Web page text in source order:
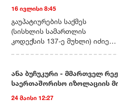
გამაუპატიურეს"
16 ივლისი 8:45
გაუპატიურების საქმეს (სისხლის სამართლის კოდექსის 137-ე მუხლი) იძიებს შინაგან საქმეთა სამინისტროს სამეგრელო-ზემო სვანეთის პოლიციის დეპარტამენტი.ორი, ერთმანეთისგან დამოუკიდებელი წყარო გვეუბნება, რომ პოლიციამ უკვე დაკითხა ის ადამიანები, რომლებმაც, შესაძლოა, ამ ისტორიის შესახებ რამე იცოდნენ.რადიო თავისუფლების ინფორმაციითვე, გამოძიება დაახლოებით ერთი თვის წინ, სოციალურ ქსელში გავრცელებული ვიდეომიმართვების საფუძველზეა დაწყებული.სწორედ ერთი თვის წინ დაუკავშირდა გამომძიებელი 43 წლის ნატა ვიბლიანს, ქალს, რომელიც ამბობს, რომ 90-იან წლებში, რამდენიმე წლის განმავლობაში, მას სისტემატურად აუპატიურებდა თანასოფლელი, სრულწლოვანი კაცი. ამ კაცის გარდა, ნატა ვიბლიანი გაუპატიურებაში ბრალს კიდევ სამ თანასოფლელს სდებს.ვიდეომიმართვებით დაწყებული საქმენატა ვიბლიანის ვიდეომიმართვები სოციალურ ქსელში დაახლოებით სამი თვის წინ გამოჩნდა. ემიგრანტი ქალი ჰყვებოდა, რომ 1990-იან წლებში, სვანეთში, სოფელ სგურიშში, სადაც ის ოჯახთან ერთად ცხოვრობდა, სისტემატური სექსუალური ძალადობის მსხვერპლი იყო. ქალი ღიად ასახელებს იმ კაცების ვინაობას, რომლებმაც მისი თქმით, მასზე ბავშვობისას იძალადეს.ამ ჩანაწერებს არაერთგვაროვანი გამოხმაურება მოჰყვა - სოციალური ქსელების მომხმარებლების ნაწილი გამოძიების დაწყებას, ქალის უფლებების დაცვას, სამართლიანობის აღდგენას მოითხოვს. ისინი ნატა ვიბლიანის მხარდამჭერ, სოლიდარობის გამომხატველ ვიდეომიმართვებსაც ავრცელებენ.ნაწილს კი მიაჩნია, რომ ქალი ყოფილი თანასოფლელების რეპუტაციის შელახვას ცდილობს და ვიდეოების კომენტარებში მას შეურაცხმყოფელი სიტყვებით მიმართავს.„მაუპატიურებდა ბოსელში, სახლში, მინდორში“ - ნატა ვიბლიანის ნაამბობინატა ვიბლიანს რადიო თავისუფლება პირველად რამდენიმე დღის წინ, საზღვარგარეთ დაუკავშირდა. ის წლებია, ემიგრაციაში ცხოვრობს. ჰყავს შვილი და სამი თვის შვილიშვილი.გვეუბნება, რომ ამ 35 წლის განმავლობაში, არ ყოფილა დღე, როდესაც მის თავს გადამხდარ ამბავზე არ უფიქრია: „როცა ძალა მოვიკრიბე, როცა რაღაც ცოდნაც დავაგროვე, გავბედე და ვთქვი, იმ ხალხის დასასჯელად კი არა, სამართლიანობის აღსადგენად“, - ამბობს ნატა ვიბლიანი.ქალს უჭირს დააზუსტოს კონკრეტული წლები, როცა მისი თქმით, თანასოფლელი კაცი - ნათლიის ძმა, მასზე სექსუალურად ძალადობდა:„4 კლასის განათლება მაქვს. ნათლად მახსოვს ფაქტები, მაგრამ წლების დასახელება მიჭირს. მამაჩემის გარდაცვალებიდან ერთი წლის შემდეგ დაიწყო ეს ჯოჯოხეთი. მამას წლისთავის მერე, რამდენიმე დღეში. მამა 7 წლის ასაკში ჩამაკვდა ხელებში და ოთხი და-ძმა დავრჩით, დედაჩემის ამარა“.ნატა ვიბლიანი ამბობს, რომ კაცმა ის პირველად საქონლის სადგომში გააუპატიურა:„ძროხას ვწველიდი, იქ შემოვიდა. თავზე გადამისვა ხელი, ნუ გეშინიაო... ტკივილისგან გავითიშე, რამდენი ხანი ვეგდე იმ ბოსელში, იმ მდგომარეობაში, არ მახსოვს. გონზე რომ მოვედი, ეს ადამიანი იქ აღარ იყო. დამტოვა და გაიქცა“...ნატა ვიბლიანი ჰყვება, რომ იმ დღის შემდეგ, მასზე ძალადობა სისტემატური გახდა, მათ შორის, იარაღის მუქარით:„დაუმორჩილებელი ბავშვი ვიყავი, სანამ იარაღს არ აიღებდა და პირში არ ჩამჩრიდა პისტოლეტის ლულას, მანამდე ვერ მიმორჩილებდა და ასეთ მდგომარეობაში მაუპატიურებდა. ჩემს უმცროს ძმებს უშვერდა იარაღს და ამბობდა, რომ ხმას თუ ამოვიღებდი, იმათ დახოცავდა“.ქალი არამხოლოდ გაუპატიურებაზე არამედ ძალადობისა და დაშინების სხვა ეპიზოდებსაც ჰყვება:„ცხენზე გამომაბა და სადაც ზაფხულობით, საბალახოდ გადაგვყავდა საქონელი, იქამდე მათრია ცხენზე მიბმული, რომ ვინმესთვის არ მეთქვა სიმართლე“.ნატა ვიბლიანის მონათხრობით, ის 14 წლის იქნებოდა, როდესაც დაორსულდა და ბავშვი ნაადრევად გააჩინა:„ვიცი, რომ ცოცხალი დაიბადა, დავინახე და ხმაც გავიგე, ჩემი ინფორმაციით, ექიმი, რომელმაც მამშობიარა, ცოცხალი აღარაა. მახსოვს დიალოგი, ექიმმა როგორ იკითხა ბავშვზე, რა ვუყოთო და ის [კაცი, რომელიც ნატა ვიბლიანის თქმით, მასზე სექსუალურად ძალადობდა] პასუხობდა, მოკალითო. ბავშვს რა ბედი ეწია, არ ვიცი“.43 წლის ქალი ამბობს, რომ სოფელ სგურიშში, როგორც მისმა ოჯახის წევრებმა და ნათესავებმა, ისე სხვა თანასოფლელებმა იცოდნენ, რომ მასზე სექსუალურად ძალადობდნენ, თუმცა ამბობს, რომ თანასოფლელები, მათ შორის, საკუთარი გვარიც წარმომადგენლებიც მას ადანაშაულებდნენ: "[ვიბლიანებთან] ნათლობის სუფრაზე მივედი, გამოვიდნენ, თუკი რამე სალანძღავი სიტყვა იყო, ყველაფერი მეძახეს. ეზოში ბავშვები იყვნენ და ბავშვებმა ქვების სროლით გამომაცილეს".ნატა ვიბლიანის თქმით, 1990-იანი წლების შუაში, ზუგდიდის სამხარეო პოლიციას მიმართა მისმა ბაბუამ, დედის მამამ, თუმცა, საქმის გამოძიება მალევე შეწყდა:„ექსპერტიზაც ჩამიტარეს მაშინ. მაგრამ ამ ადამიანს ნაცნობები ჰყავდა პოლიციაში და ძალიან ბევრი რამ მიიჩქმალა. დაახლოებით ერთ კვირაში, ისევ ჩემმა ოჯახმა, საჩივარი უკან გამოიტანა და ასე დასრულდა ეს საქმე“."რადიო თავისუფლებამ" შინაგან საქმეთა სამინისტროსგან გამოითხოვა 1990-იან წლებში დაწყებული გამოძიების შესახებ ინფორმაცია. უწყებისგან პასუხი ჯერ არ მიგვიღია.გარდა იმ კაცისა, რომელიც ნატა ვიბლიანის თქმით, მასზე სისტემატურად ძალადობდა, ქალი ამბობს, რომ ის იმავე პერიოდში გააუპატიურა კიდევ სამმა კაცმა:„სამივენი ამ კაცის ნათესავები არიან. მათ სწორედ მისი ჩარევით გამაუპატიურეს, მისი სიბინძურის დასაფარად, რომ ხმა ვერ ამომეღო ვერასდროს, როგორც ქალს, რომ ვერასდროს მეთქვა, რომ მე ამდენმა კაცმა გამაუპატიურა“.ნატა ვიბლიანი ამბობს, რომ ის და მისი ოჯახი, მოგვარეების ნაწილის ზეწოლის გამო იძულებული გახდა სოფლიდან 1990-იანი წლების ბოლოს გადასახლებულიყო:„ნოდარიშარები შეგროვდნენ და გადაწყვიტეს, რომ ჩვენი იქ ცხოვრება აღარ შეიძლებოდა, მოგვცეს 22 ათასი ლარი [სოფელში არსებული სახლის სანაცვლო თანხა] და დედასთან და და-ძმებთან ერთად წავედით ზუგდიდში. სოფელში ძალიან კარგი სახლი დავტოვეთ და ზუგდიდში აღმოვჩნდით გაუსაძლის პირობებში. მაშინ ჯერ კიდევ არასრულწლოვანი ვიყავი, მქონდა თვითმკვლელობის მცდელობაც, მაგრამ გადავრჩი.როგორც კი გამოვკეთდი და ძალა მოვიკრიბე, წავედი სახლიდან ქუთაისში და იმის შემდეგ ჩემი ოჯახის წევრებს აღარ გავკარებივარ, აღარც დედმამიშვილებს, არც დედას და არავის. როცა მჭირდებოდა, მაშინ არავინ დამიდგა გვერდში, არც დედაჩემი.ჩემი შვილი ისე გახდა 7 წლის, რომ ნათესავებთან კავშირი არ მქონია. მართალია, შემდეგ აღვადგინე ურთიერთობა, მაგრამ ისე მექცეოდნენ, თითქოს მე ვიყავი დამნაშავე და ამიტომ აღარ მინდა არავისთან ურთიერთობა“.„პირველ რიგში, მოვითხოვთ გამოკითხვას“ - საქმეში ადვოკატი ჩაერთონატა ვიბლიანის ინტერესებს იურისტი მარიამ ბარსონიძე დაიცავს. 15 ივლისს მან უკვე მიმართა შინაგან საქმეთა სამინისტროს, საქმეს კი დაერთო მისი, როგორც ადვოკატის, ორდერი.მარიამ ბარსონიძე რადიო თავისუფლებასთან საუბრისას ამბობს, რომ პირველ რიგში, ის საგამოძიებო უწყებისგან მოითხოვს ნატა ვიბლიანის გამოკითხვას. ის უკვე ესაუბრა საქმის გამომძიებელს„დეტალურად უნდა მოხდეს იმ საზარელი ფაქტების აღწერა, რის შესახებაც ნატა ვიბლიანი ჰყვება. ამის შემდეგ მას აუცილებლად უნდა მიანიჭონ დაზარალებულის სტატუსი და მას, როგორც დაზარალებულს და მე, როგორც დაზარალებულის ადვოკატს, გვექნება სრული უფლება, რომ საქმის მასალებს გავეცნოთ სრულყოფილად“.ადვოკატი უკვე ესაუბრა გამომძიებელს:„ჯერჯერობით, არ მაქვს ინფორმაცია, როდის იგეგმება მისი გამოკითხვა, თუმცა, ეს ცოცხალი პროცესია და ხაზზე ვარ გამომძიებელთან“, - ამბობს მარიამ ბერსონიძე.რა შანსია, რომ 35 წლის შემდეგ გამოძიება სავარაუდო დანაშაულის კვალზე გავიდეს?შესაძლებელია თუ არა, რომ სამი ათწლეულის შემდეგ, პასუხი მოეთხოვოს ადამიანს დანაშაულისთვის, რომლის მსხვერპლიც, სავარაუდოდ, 14 წელს მიუღწეველი ბავშვი იყო?დღეს საქართველოს სისხლის სამართლის კანონმდებლობა არასრულწლოვანის მიმართ ჩადენილი რიგი სექსუალური დანაშაულებისთვის ხანდაზმულობის ვადას აღარ ითვალისწინებს.1990-იან წლებში, სავარაუდოდ ჩადენილი დანაშაულის შემთხვევაში, მნიშვნელოვანია, დადგინდეს დანაშაულის [დანაშაულის ბოლო ეპიზოდის] ჩადენის ზუსტი დრო, მისი სამართლებრივი კვალიფიკაცია, იმ პერიოდში მოქმედი კანონი და ისიც, თუ რა გავლენა შეიძლება ჰქონდეს მოგვიანებით მიღებულ საკანონმდებლო ცვლილებებს.„2020 წლიდან შეიცვალა კანონი და არასრულწლოვანის მიმართ ჩადენილ სქესობრივ დანაშაულებს ხანდაზმულობის ვადა აღარ ეხებათ. თუკი 2020 წლისთვის არ იყო გასული კონკრეტული ხანდაზმულობის ვადა, თავდაპირველად 25 წელი და შემდგომ, 2018-ში შეცვლილი კანონით - 30 წელი, ეს ნიშნავს რომ ნატა ვიბლიანის საქმეს ხანდაზმულობის ვადა აღარ ეხება“, - ეუბნება რადიო თავისუფლებას მარი ვარამაშვილი, ორგანიზაცია „საფარის“ იურისტი. ის სწორედ იმ გოგოებისა და ქალების ინტერესებს იცავს, რომლებიც წლების წინ გახდნენ სქესობრივი დანაშაულის მსხვერპლები და მხოლოდ ახლაღა გადაწყვიტეს ამაზე ხმამაღლა საუბარი:„ეს არ არის ახალი ამბავი, როდესაც ქალები წარსულში, წლების წინ მომხდარი დანაშაულების შესახებ იწყებენ საუბარს. ასეთ დროს ძალიან მნიშვნელოვანია, პროცესში თავად დაზარალებულის ჩართულობა.ამ ეტაპზე, რასაც ვხედავთ, გამოძიება ძალიან შაბლონურადაა დაწყებული. პირველ რიგში, გამოძიება რითაც უნდა დაინტერესდეს, ეს არის დაზარალებულის დროული გამოკითხვა... [უნდა] გამოიკითხოს ყველა ის ადამიანი, ვინც შესაძლოა რაიმე მნიშვნელოვან ინფორმაციას ფლობდეს.ცხადია, საქმეზე, შესაძლოა, დადგეს შედეგი და ასეთ საქმეებზე დამდგარა კიდეც, მთავარია, ეფექტიანი და ყოველმხრივი გამოძიება. მნიშვნელოვანია, რომ ჩატარდეს ქალის ფსიქოლოგიური ექსპერტიზა, რათა ეს მტკიცებულებაც არსებობდეს. ძალიან მნიშვნელოვანია გამოძიებამ გამოითხოვოს არქივიდან ძველი საქმის მასალები. თუკი ეს მასალები არსებობს, ეს უკვე ძალიან მყარი მტკიცებულება იქნება წარსულში ჩადენილი დანაშაულისა. შესაძლოა, მხოლოდ დაზარალებულის ჩვენებითა და ამ მტკიცებულებითაც კი მოხდეს ბრალის წარდგენა“, - ამბობს მარი ვარამაშვილი რადიო თავისუფლებასთან საუბრისას.ნატა ვიბლიანის ინტერესების დამცველს მარიამ ბარსონიძეს მიაჩნია, რომ 43 წლის ქალის საქმე არა მხოლოდ გამოძიების კუთხითაა მნიშვნელოვანი, ის მნიშვნელოვანია იმ ქალებისთვისაც, რომლებიც წლებია დუმან მათ მიმართ ჩადენილი დანაშაულების შესახებ:„ვთვლი, რომ ეს საქმე ბევრი ქალის გზას გახსნის. შესაბამისად, მხოლოდ გამოძიებისა და მისი ხანდაზმულობის კუთხით არ უნდა შევხედოთ ამ საქმეს. საქმეს უნდა შევხედოთ საზოგადოებრივი ინტერესის კუთხითაც.ნატა ვიბლიანის საქმეში არაერთი და ძალიან მძიმე ეპიზოდებია. პირდაპირ გეტყვით, ეს არის ძალიან რთული საქმე და დიდი ალბათობით, შსს მიიღებს გადაწყვეტილებას, რომ აქტიურად აწარმოოს სწორედ ის საგამოძიებო მოქმედებები, რაც შედეგამდე მიიყვანს გამოძიებას. ჩემი პირდაპირი მიზანია, რომ აუცილებლად გამოიკვეთოს დამნაშავეთა წრე და კანონის სრული სიმკაცრით დაისაჯოს თითოეული მათგანი“, - უთხრა რადიო თავისუფლებას მარიამ ბარსონიძემ.ნატა ვიბლიანი რადიო თავისუფლებას ეუბნება, რომ მიუხედავად იმისა, რომ საქართველოდან შორსაა, თავს უსაფრთხოდ მაინც არ გრძნობს და ამ ამბის გახმაურების გამო, ანგარიშსწორების ეშინია:"მე სვანეთის ხუთი გვარი ვამხილე. ხუთი გვარი მემტერება და მომდევს და რომელი გამისწორდება, არ ვიცი. ახლა, მართალია საქართველოში არ ვარ, მაგრამ არც აქ ვგრძნობ თავს უსაფრთხოდ. გან
ანა ბუჩუკური - მმართველ
საერთაშორისო იზოლაციის
24 მაისი 12:27